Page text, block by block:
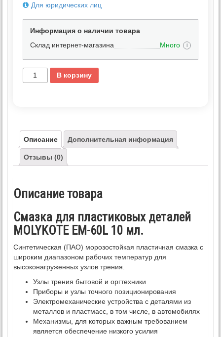
Для юридических лиц
Информация о наличии товара
Склад интернет-магазина
Много i
В корзину
Описание Дополнительная информация
Отзывы (0)
Описание товара
Смазка для пластиковых деталей
MOLYKOTE EM-60L 10 мл.
Синтетическая (ПАО) морозостойкая пластичная смазка с
широким диапазоном рабочих температур для
высоконагруженных узлов трения.
Узлы трения бытовой и оргтехники
Приборы и узлы точного позиционирования
Электромеханические устройства с деталями из
металлов и пластмасс, в том числе, в автомобилях
Механизмы, для которых важным требованием
является обеспечение низкого усилия